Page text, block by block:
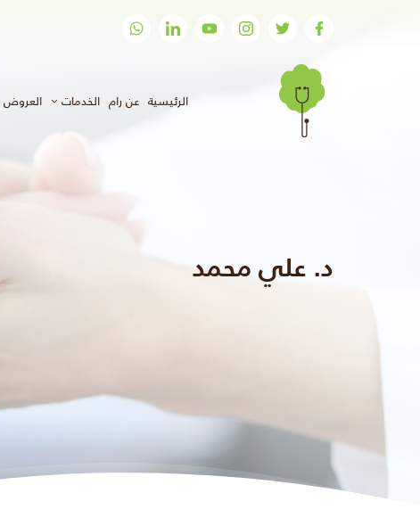
الرئيسية(الحالي)
عن رام الخدمات العروض
د. علي محمد